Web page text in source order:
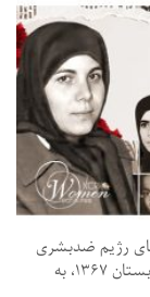
رژیم ضدبشری
آخوندی قتل‌عام بیش از ۳۰,۰۰۰ زندانی سیاسی در تابستان ۱۳۶۷، به